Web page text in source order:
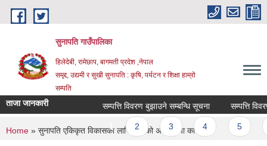
Skip to main content
सुनापति गाउँपालिका
हिलेदेबी, रामेछाप, बागमती प्रदेश ,नेपाल
समृद्द, उद्यमी र सुखी सुनापति : कृषि, पर्यटन र शिक्षा हाम्रो
सम्पति
ताजा जानकारी सम्पत्ति विवरण बुझाउने सम्बन्धि सूचना सम्पत्ति
Pages
1 2 3 4
You are here
Home » सुनापति एकिकृत विकासका लागि गरिएको अन्तरकृया कार्यक्रम